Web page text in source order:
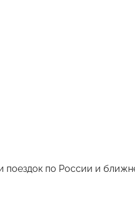
поездок по России и